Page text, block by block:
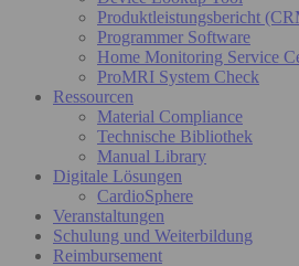
Produktleistungsbericht
Programmer Software
Home Monitoring Service
ProMRI System Check
Ressourcen
Material Compliance
Technische Bibliothek
Manual Library
Digitale Lösungen
CardioSphere
Veranstaltungen
Schulung und Weiterbildung
Reimbursement